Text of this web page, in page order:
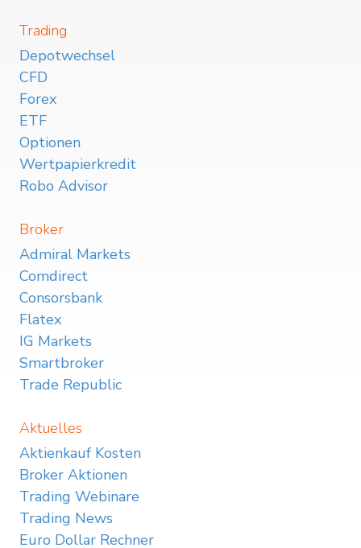
Trading
Depotwechsel
CFD
Forex
ETF
Optionen
Wertpapierkredit
Robo Advisor
Broker
Admiral Markets
Comdirect
Consorsbank
Flatex
IG Markets
Smartbroker
Trade Republic
Aktuelles
Aktienkauf Kosten
Broker Aktionen
Trading Webinare
Trading News
Euro Dollar Rechner